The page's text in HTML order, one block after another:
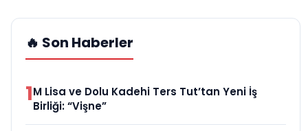
🔥 Son Haberler
1M Lisa ve Dolu Kadehi Ters Tut’tan Yeni İş
Birliği: “Vişne”